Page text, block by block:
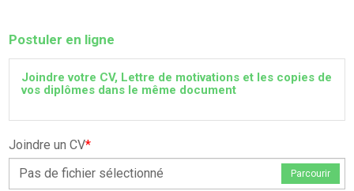
Postuler en ligne
Joindre votre CV, Lettre de motivations et les copies de
vos diplômes dans le même document
Joindre un CV*
Pas de fichier sélectionné
Parcourir